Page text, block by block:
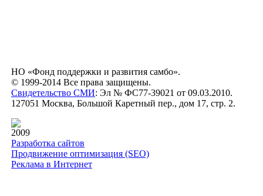
НО «Фонд поддержки и развития самбо».
© 1999-2014 Все права защищены.
Свидетельство СМИ: Эл № ФС77-39021 от 09.03.2010.
127051 Москва, Большой Каретный пер., дом 17, стр. 2.
2009
Разработка сайтов
Продвижение оптимизация (SEO)
Реклама в Интернет